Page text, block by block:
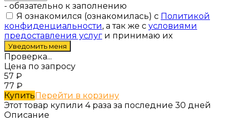
- обязательно к заполнению
Я ознакомился (ознакомилась) с Политикой
конфиденциальности, а так же с условиями
предоставления услуг и принимаю их
Проверка...
Цена по запросу
57 ₽
77 ₽
КупитьПерейти в корзину
Этот товар купили 4 раза за последние 30 дней
Описание